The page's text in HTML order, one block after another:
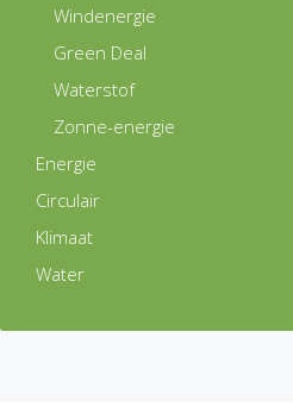
Windenergie
Green Deal
Waterstof
Zonne-energie
Energie
Circulair
Klimaat
Water